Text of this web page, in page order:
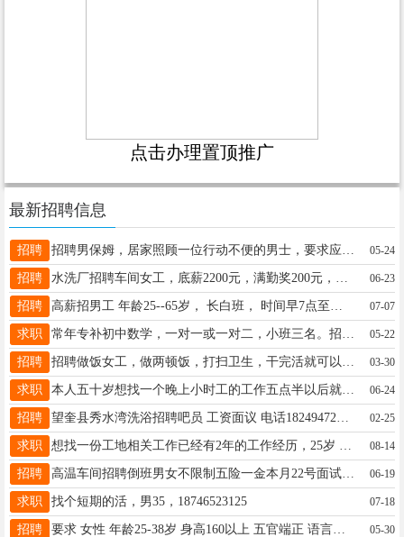
点击办理置顶推广
最新招聘信息
招聘 05-24
招聘 06-23
招聘 07-07
求职 05-22
招聘 03-30
求职 本人五十岁想找一个晚上小时工的工作五点半以后就可以电话18346456131 06-24
招聘 02-25
求职 08-14
招聘 高温车间招聘倒班男女不限制五险一金本月22号面试，八到十小时工作制 13845558069微信同步咨询报名 06-19
求职 找个短期的活，男35，18746523125 07-18
招聘 要求 女性 年龄25-38岁 身高160以上 五官端正 语言表达清晰 工作环境良好 轻松 干净 待遇 底薪加提成=满勤 电话；18245534499 微信同步 05-30